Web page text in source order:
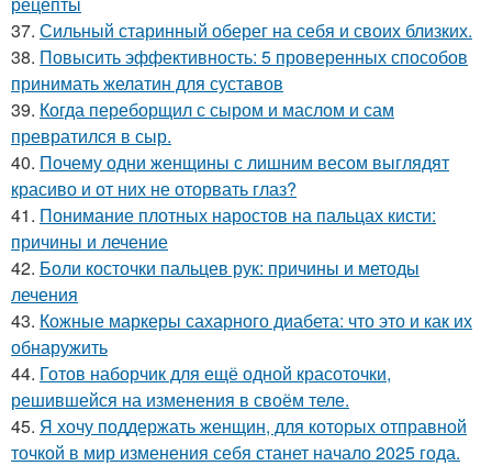
37. Сильный старинный оберег на себя и своих близких.
38. Повысить эффективность: 5 проверенных способов
принимать желатин для суставов
39. Когда переборщил с сыром и маслом и сам
превратился в сыр.
40. Почему одни женщины с лишним весом выглядят
красиво и от них не оторвать глаз?
41. Понимание плотных наростов на пальцах кисти:
причины и лечение
42. Боли косточки пальцев рук: причины и методы
лечения
43. Кожные маркеры сахарного диабета: что это и как их
обнаружить
44. Готов наборчик для ещё одной красоточки,
решившейся на изменения в своём теле.
45. Я хочу поддержать женщин, для которых отправной
точкой в мир изменения себя станет начало 2025 года.